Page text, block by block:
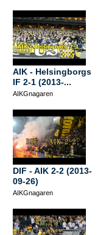
AIK - Helsingborgs
IF 2-1 (2013-...
AIKGnagaren
DIF - AIK 2-2 (2013-
09-26)
AIKGnagaren